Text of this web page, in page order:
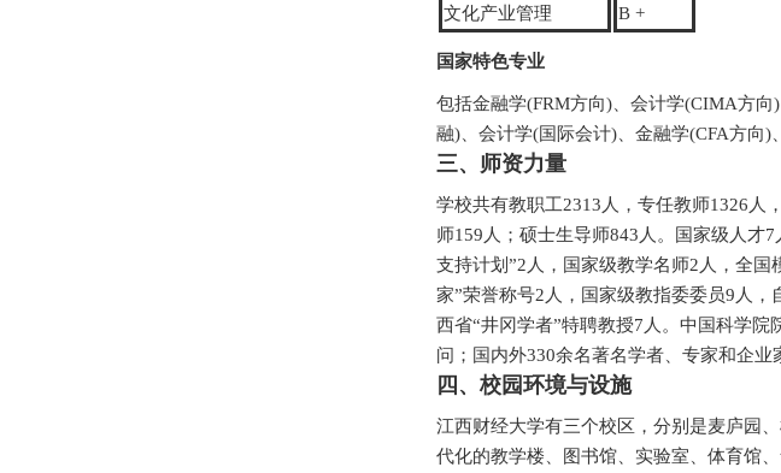
文化产业管理 B +
国家特色专业
包括金融学(FRM方向)、会计学(CIMA方
融)、会计学(国际会计)、金融学(CFA方向)
三、师资力量
学校共有教职工2313人，专任教师1326人
师159人；硕士生导师843人。国家级人才
支持计划”2人，国家级教学名师2人，全
家”荣誉称号2人，国家级教指委委员9人
西省“井冈学者”特聘教授7人。中国科学
问；国内外330余名著名学者、专家和企业
四、校园环境与设施
江西财经大学有三个校区，分别是麦庐园
代化的教学楼、图书馆、实验室、体育馆